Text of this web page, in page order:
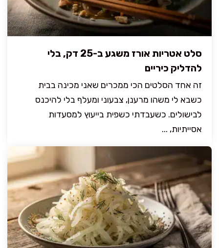
סלט אטריות אורז משגע ב-25 דק, בלי
להדליק כיריים
זה אחד הסלטים הכי ממכרים שאני מכינה בבית
כשבא לי משהו מרענן, צבעוני ומעלף בלי להיכנס
לבישולים. כשעבדתי כשפית בייעוץ למסעדות
אסייתיות, ...